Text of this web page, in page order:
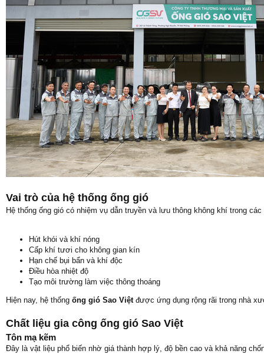
Vai trò của hệ thống ống gió
Hệ thống ống gió có nhiệm vụ dẫn truyền và lưu thông không khí trong
Hút khói và khí nóng
Cấp khí tươi cho không gian kín
Hạn chế bụi bẩn và khí độc
Điều hòa nhiệt độ
Tạo môi trường làm việc thông thoáng
Hiện nay, hệ thống ống gió Sao Việtđược ứng dụng rộng rãi trong nhà
Chất liệu gia công ống gió Sao Việt
Tôn mạ kẽm
Đây là vật liệu phổ biến nhờ giá thành hợp lý, độ bền cao và khả năng